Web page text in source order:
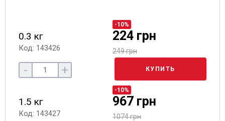
0.3 кг
Код: 143426
-10%
224 грн
249 грн
- + КУПИТЬ
1.5 кг
Код: 143427
-10%
967 грн
1074 грн